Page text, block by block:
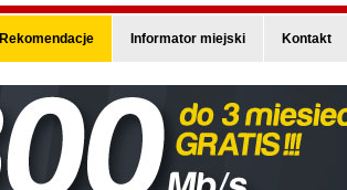
Rekomendacje Informator miejski Kontakt